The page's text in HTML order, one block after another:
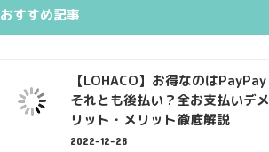
おすすめ記事
【LOHACO】お得なのはPayPay
それとも後払い？全お支払いデメ
リット・メリット徹底解説
2022-12-28